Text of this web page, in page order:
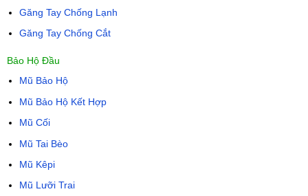
Găng Tay Chống Lạnh
Găng Tay Chống Cắt
Bảo Hộ Đầu
Mũ Bảo Hộ
Mũ Bảo Hộ Kết Hợp
Mũ Cối
Mũ Tai Bèo
Mũ Kêpi
Mũ Lưỡi Trai